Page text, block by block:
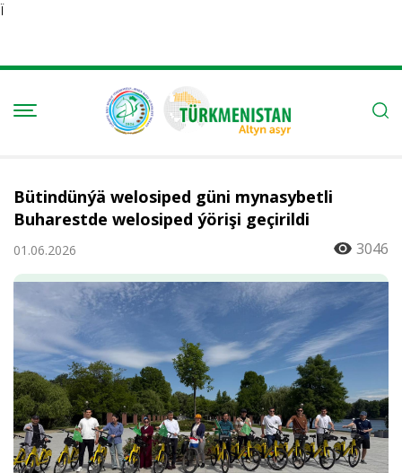
Ï
Bütindünýä welosiped güni mynasybetli
Buharestde welosiped ýörişi geçirildi
01.06.2026 3046